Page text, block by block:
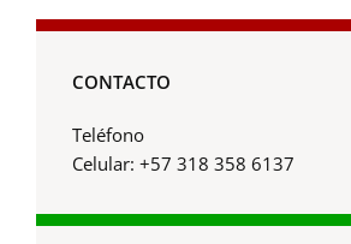
CONTACTO
Teléfono
Celular: +57 318 358 6137